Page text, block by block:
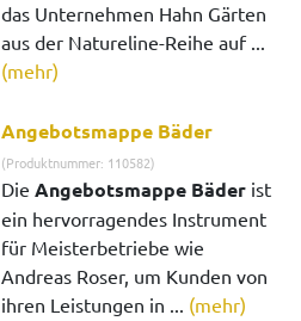
das Unternehmen Hahn Gärten
aus der Natureline-Reihe auf ...
(mehr)
Angebotsmappe Bäder
(Produktnummer: 110582)
DieAngebotsmappe Bäder ist
ein hervorragendes Instrument
für Meisterbetriebe wie
Andreas Roser, um Kunden von
ihren Leistungen in ... (mehr)